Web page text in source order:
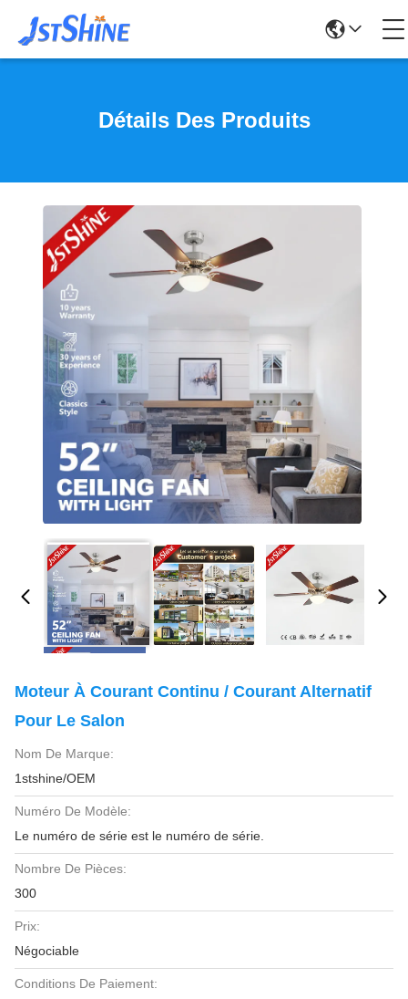
Détails Des Produits
Moteur À Courant Continu / Courant Alternatif
Pour Le Salon
Nom De Marque:
1stshine/OEM
Numéro De Modèle:
Le numéro de série est le numéro de série.
Nombre De Pièces:
300
Prix:
Négociable
Conditions De Paiement: